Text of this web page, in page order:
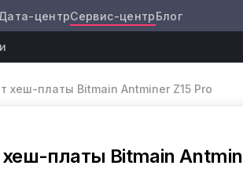
центрСервис-центрБлог
хеш-платы Bitmain Antminer Z15 Pro
платы Bitmain